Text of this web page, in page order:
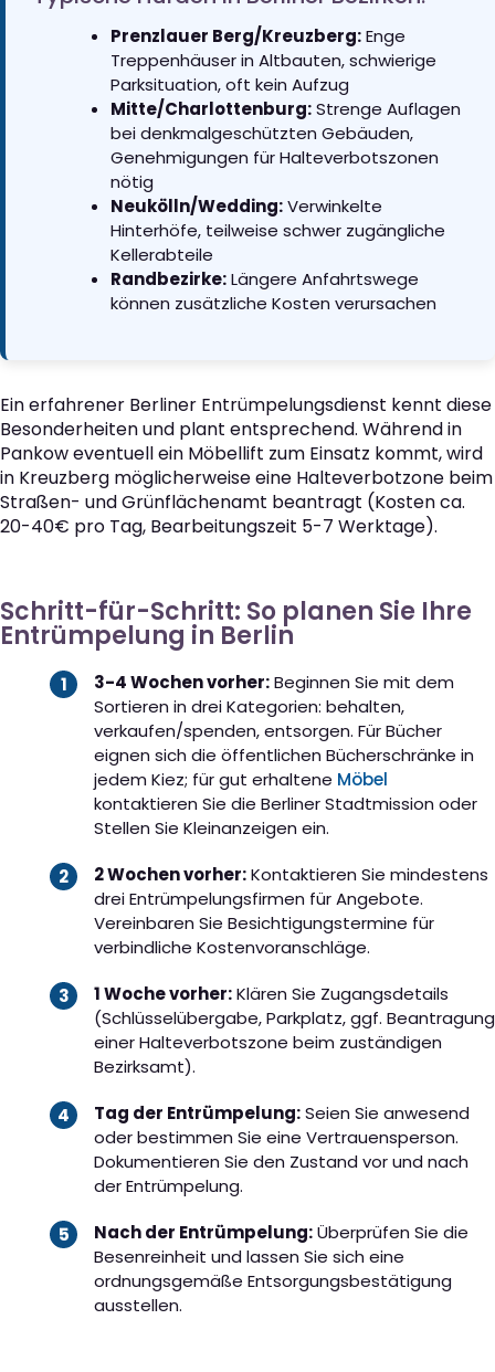
Prenzlauer Berg/Kreuzberg:Enge
Treppenhäuser in Altbauten, schwierige
Parksituation, oft kein Aufzug
Mitte/Charlottenburg:Strenge Auflagen
bei denkmalgeschützten Gebäuden,
Genehmigungen für Halteverbotszonen
nötig
Neukölln/Wedding:Verwinkelte
Hinterhöfe, teilweise schwer zugängliche
Kellerabteile
Randbezirke:Längere Anfahrtswege
können zusätzliche Kosten verursachen
Ein erfahrener Berliner Entrümpelungsdienst kennt diese
Besonderheiten und plant entsprechend. Während in
Pankow eventuell ein Möbellift zum Einsatz kommt, wird
in Kreuzberg möglicherweise eine Halteverbotzone beim
Straßen- und Grünflächenamt beantragt (Kosten ca.
20-40€ pro Tag, Bearbeitungszeit 5-7 Werktage).
Schritt-für-Schritt: So planen Sie Ihre
Entrümpelung in Berlin
3-4 Wochen vorher:Beginnen Sie mit dem
Sortieren in drei Kategorien: behalten,
verkaufen/spenden, entsorgen. Für Bücher
eignen sich die öffentlichen Bücherschränke in
jedem Kiez; für gut erhaltene Möbel
kontaktieren Sie die Berliner Stadtmission oder
Stellen Sie Kleinanzeigen ein.
2 Wochen vorher:Kontaktieren Sie mindestens
drei Entrümpelungsfirmen für Angebote.
Vereinbaren Sie Besichtigungstermine für
verbindliche Kostenvoranschläge.
1 Woche vorher:Klären Sie Zugangsdetails
(Schlüsselübergabe, Parkplatz, ggf. Beantragung
einer Halteverbotszone beim zuständigen
Bezirksamt).
Tag der Entrümpelung:Seien Sie anwesend
oder bestimmen Sie eine Vertrauensperson.
Dokumentieren Sie den Zustand vor und nach
der Entrümpelung.
Nach der Entrümpelung:Überprüfen Sie die
Besenreinheit und lassen Sie sich eine
ordnungsgemäße Entsorgungsbestätigung
ausstellen.